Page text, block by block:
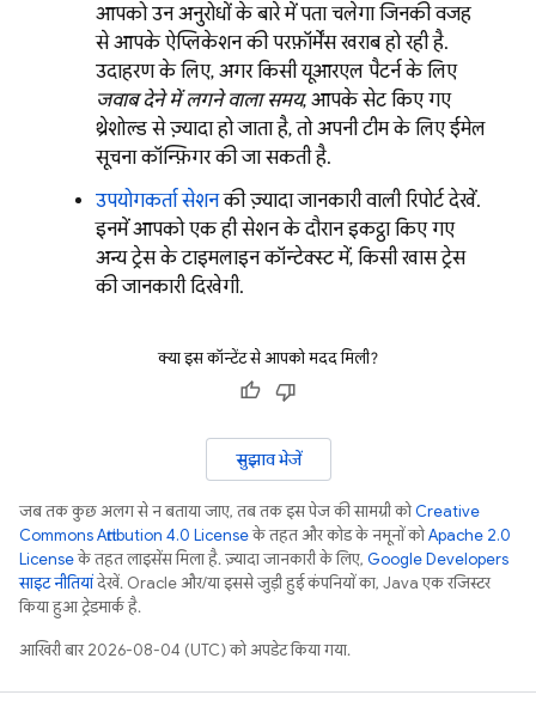
आपको उन अनुरोधों के बारे में पता चलेगा जिनकी वजह
से आपके ऐप्लिकेशन की परफ़ॉर्मेंस खराब हो रही है.
उदाहरण के लिए, अगर किसी यूआरएल पैटर्न के लिए
जवाब देने में लगने वाला समय, आपके सेट किए गए
थ्रेशोल्ड से ज़्यादा हो जाता है, तो अपनी टीम के लिए ईमेल
सूचना कॉन्फ़िगर की जा सकती है.
उपयोगकर्ता सेशनकी ज़्यादा जानकारी वाली रिपोर्ट देखें.
इनमें आपको एक ही सेशन के दौरान इकट्ठा किए गए
अन्य ट्रेस के टाइमलाइन कॉन्टेक्स्ट में, किसी खास ट्रेस
की जानकारी दिखेगी.
क्या इस कॉन्टेंट से आपको मदद मिली?
सुझाव भेजें
जब तक कुछ अलग से न बताया जाए, तब तक इस पेज की सामग्री कोCreative
Commons Attribution 4.0 Licenseके तहत और कोड के नमूनों कोApache 2.0
Licenseके तहत लाइसेंस मिला है. ज़्यादा जानकारी के लिए, Google Developers
साइट नीतियांदेखें. Oracle और/या इससे जुड़ी हुई कंपनियों का, Java एक रजिस्टर
किया हुआ ट्रेडमार्क है.
आखिरी बार 2026-08-04 (UTC) को अपडेट किया गया.